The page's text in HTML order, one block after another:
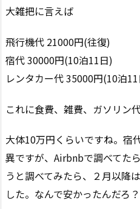
大雑把に言えば
飛行機代 21000円(往復)
宿代 30000円(10泊11日)
レンタカー代 35000円(10泊
これに食費、雑費、ガソリン
大体10万円くらいですね。宿
異ですが、Airbnbで調べてた
うと調べてみたら、２月以降
した。なんで安かったんだろ？